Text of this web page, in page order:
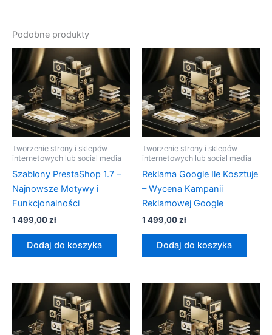
Podobne produkty
Tworzenie strony i sklepów
internetowych lub social media
Szablony PrestaShop 1.7 –
Najnowsze Motywy i
Funkcjonalności
1 499,00zł
Dodaj do koszyka
Tworzenie strony i sklepów
internetowych lub social media
Reklama Google Ile Kosztuje
– Wycena Kampanii
Reklamowej Google
1 499,00zł
Dodaj do koszyka